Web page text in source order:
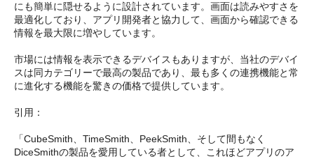
にも簡単に隠せるように設計されています。画面は読みやすさを
最適化しており、アプリ開発者と協力して、画面から確認できる
情報を最大限に増やしています。
市場には情報を表示できるデバイスもありますが、当社のデバイ
スは同カテゴリーで最高の製品であり、最も多くの連携機能と常
に進化する機能を驚きの価格で提供しています。
引用：
「CubeSmith、TimeSmith、PeekSmith、そして間もなく
DiceSmithの製品を愛用している者として、これほどアプリのア